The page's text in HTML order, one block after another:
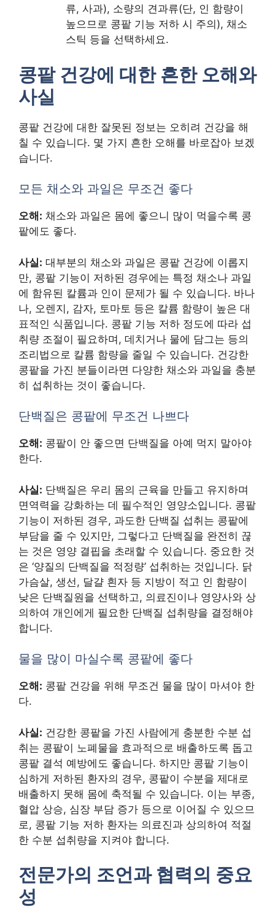
류, 사과), 소량의 견과류(단, 인 함량이
높으므로 콩팥 기능 저하 시 주의), 채소
스틱 등을 선택하세요.
콩팥 건강에 대한 흔한 오해와
사실
콩팥 건강에 대한 잘못된 정보는 오히려 건강을 해
칠 수 있습니다. 몇 가지 흔한 오해를 바로잡아 보겠
습니다.
모든 채소와 과일은 무조건 좋다
오해: 채소와 과일은 몸에 좋으니 많이 먹을수록 콩
팥에도 좋다.
사실: 대부분의 채소와 과일은 콩팥 건강에 이롭지
만, 콩팥 기능이 저하된 경우에는 특정 채소나 과일
에 함유된 칼륨과 인이 문제가 될 수 있습니다. 바나
나, 오렌지, 감자, 토마토 등은 칼륨 함량이 높은 대
표적인 식품입니다. 콩팥 기능 저하 정도에 따라 섭
취량 조절이 필요하며, 데치거나 물에 담그는 등의
조리법으로 칼륨 함량을 줄일 수 있습니다. 건강한
콩팥을 가진 분들이라면 다양한 채소와 과일을 충분
히 섭취하는 것이 좋습니다.
단백질은 콩팥에 무조건 나쁘다
오해: 콩팥이 안 좋으면 단백질을 아예 먹지 말아야
한다.
사실: 단백질은 우리 몸의 근육을 만들고 유지하며
면역력을 강화하는 데 필수적인 영양소입니다. 콩팥
기능이 저하된 경우, 과도한 단백질 섭취는 콩팥에
부담을 줄 수 있지만, 그렇다고 단백질을 완전히 끊
는 것은 영양 결핍을 초래할 수 있습니다. 중요한 것
은 ‘양질의 단백질을 적정량’ 섭취하는 것입니다. 닭
가슴살, 생선, 달걀 흰자 등 지방이 적고 인 함량이
낮은 단백질원을 선택하고, 의료진이나 영양사와 상
의하여 개인에게 필요한 단백질 섭취량을 결정해야
합니다.
물을 많이 마실수록 콩팥에 좋다
오해: 콩팥 건강을 위해 무조건 물을 많이 마셔야 한
다.
사실: 건강한 콩팥을 가진 사람에게 충분한 수분 섭
취는 콩팥이 노폐물을 효과적으로 배출하도록 돕고
콩팥 결석 예방에도 좋습니다. 하지만 콩팥 기능이
심하게 저하된 환자의 경우, 콩팥이 수분을 제대로
배출하지 못해 몸에 축적될 수 있습니다. 이는 부종,
혈압 상승, 심장 부담 증가 등으로 이어질 수 있으므
로, 콩팥 기능 저하 환자는 의료진과 상의하여 적절
한 수분 섭취량을 지켜야 합니다.
전문가의 조언과 협력의 중요
성